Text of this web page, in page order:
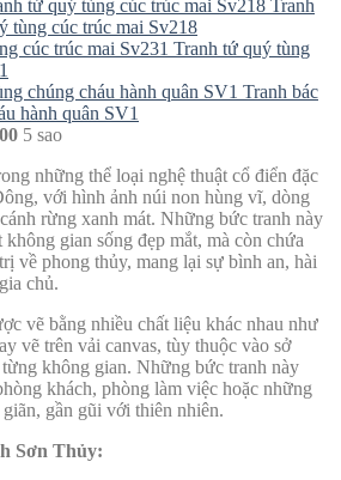
Tranh
tùng cúc trúc mai Sv218
Tranh tứ quý tùng
Tranh bác
hành quân SV1
5 sao
những thể loại nghệ thuật cổ điển đặc
với hình ảnh núi non hùng vĩ, dòng
rừng xanh mát. Những bức tranh này
gian sống đẹp mắt, mà còn chứa
về phong thủy, mang lại sự bình an, hài
chủ.
vẽ bằng nhiều chất liệu khác nhau như
vẽ trên vải canvas, tùy thuộc vào sở
không gian. Những bức tranh này
khách, phòng làm việc hoặc những
gần gũi với thiên nhiên.
Sơn Thủy: